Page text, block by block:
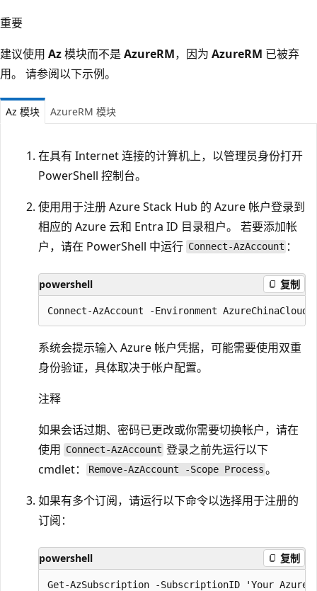
重要
建议使用 Az模块而不是 AzureRM，因为 AzureRM 已被弃
用。 请参阅以下示例。
Az 模块 AzureRM 模块
在具有 Internet 连接的计算机上，以管理员身份打开
PowerShell 控制台。
使用用于注册 Azure Stack Hub 的 Azure 帐户登录到
相应的 Azure 云和 Entra ID 目录租户。 若要添加帐
户，请在 PowerShell 中运行 Connect-AzAccount ：
powershell 复制
系统会提示输入 Azure 帐户凭据，可能需要使用双重
身份验证，具体取决于帐户配置。
注释
如果会话过期、密码已更改或你需要切换帐户，请在
使用 Connect-AzAccount 登录之前先运行以下
cmdlet：
Remove-AzAccount -Scope Process 。
如果有多个订阅，请运行以下命令以选择用于注册的
订阅：
powershell 复制